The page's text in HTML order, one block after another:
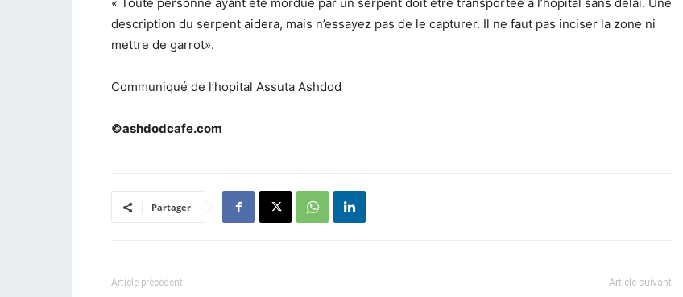
description du serpent aidera, mais n’essayez pas de le capturer. Il ne faut pas inciser la zone ni
mettre de garrot».
Communiqué de l’hopital Assuta Ashdod
©ashdodcafe.com
Partager
Article précédent Article suivant